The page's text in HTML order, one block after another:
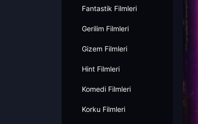
Fantastik Filmleri
Gerilim Filmleri
Gizem Filmleri
Hint Filmleri
Komedi Filmleri
Korku Filmleri